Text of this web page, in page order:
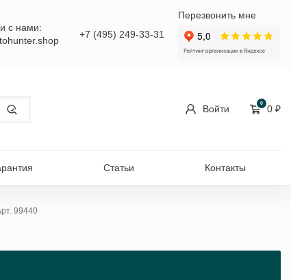
с нами:
+7 (495) 249-33-31
Перезвонить мне
Войти
0
0 ₽
Статьи Контакты
99440